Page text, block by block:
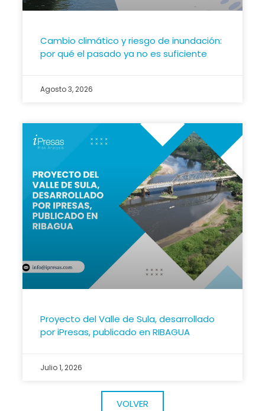
Cambio climático y riesgo de inundación:
por qué el pasado ya no es suficiente
Agosto 3, 2026
Proyecto del Valle de Sula, desarrollado
por iPresas, publicado en RIBAGUA
Julio 1, 2026
VOLVER